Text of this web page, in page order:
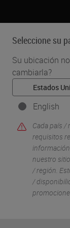
Seleccione su
Su ubicación
cambiarla?
English
Cada país /
requisitos
nuestro
/ región.
/
• Join Us